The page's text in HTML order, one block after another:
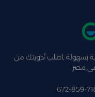
بسهولة ,اطلب أدويتك من
فى مصر